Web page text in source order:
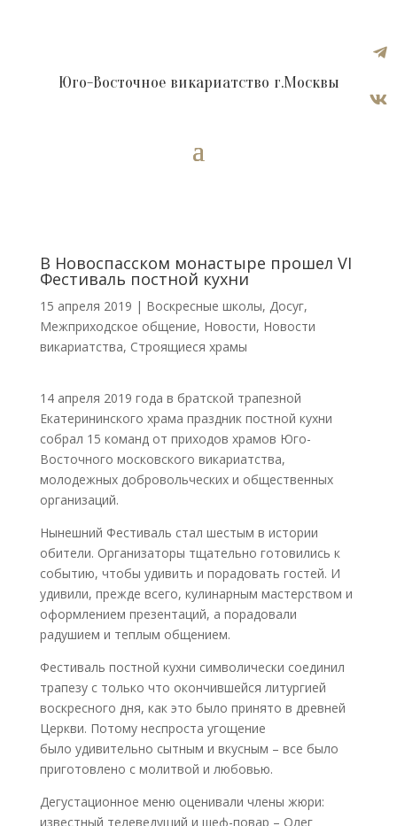


Юго-Восточное викариатство г.Москвы
В Новоспасском монастыре прошел VI
Фестиваль постной кухни
15 апреля 2019 | Воскресные школы, Досуг,
Межприходское общение, Новости, Новости
викариатства, Строящиеся храмы
14 апреля 2019 года в братской трапезной
Екатерининского храма праздник постной кухни
собрал 15 команд от приходов храмов Юго-
Восточного московского викариатства,
молодежных добровольческих и общественных
организаций.
Нынешний Фестиваль стал шестым в истории
обители. Организаторы тщательно готовились к
событию, чтобы удивить и порадовать гостей. И
удивили, прежде всего, кулинарным мастерством и
оформлением презентаций, а порадовали
радушием и теплым общением.
Фестиваль постной кухни символически соединил
трапезу с только что окончившейся литургией
воскресного дня, как это было принято в древней
Церкви. Потому неспроста угощение
было удивительно сытным и вкусным – все было
приготовлено с молитвой и любовью.
Дегустационное меню оценивали члены жюри:
известный телеведущий и шеф-повар – Олег